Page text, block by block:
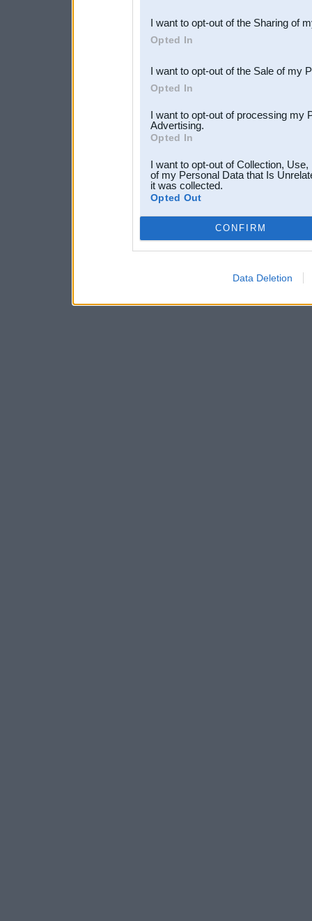
Downstream Participants
third parties.
I want to opt-out of the Sharing of
Opted In
I want to opt-out of the Sale of my
Opted In
I want to opt-out of processing my
Advertising.
Opted In
I want to opt-out of Collection,
of my Personal Data that Is
it was collected.
Opted Out
CONFIRM
Data Deletion